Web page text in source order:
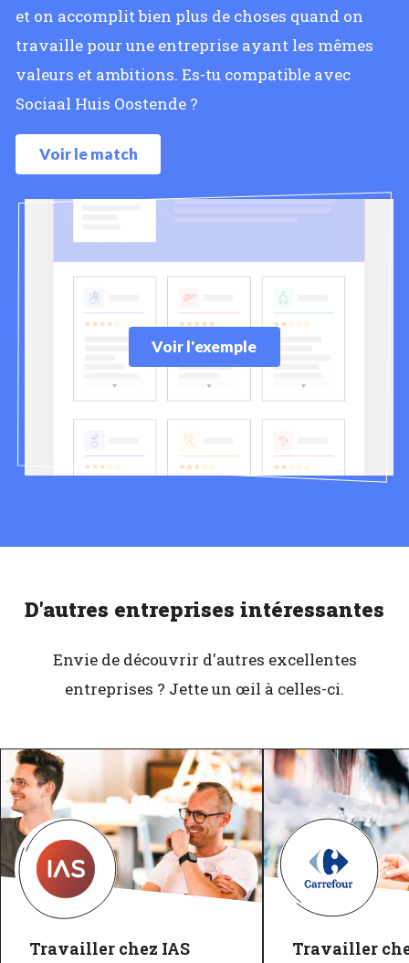
et on accomplit bien plus de choses quand on
travaille pour une entreprise ayant les mêmes
valeurs et ambitions. Es-tu compatible avec
Sociaal Huis Oostende ?
Voir le match
Voir l'exemple
D'autres entreprises intéressantes
Envie de découvrir d'autres excellentes
entreprises ? Jette un œil à celles-ci.
Travailler chez IAS
Travailler